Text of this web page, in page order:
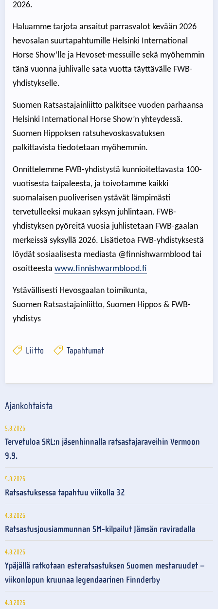
2026.
Haluamme tarjota ansaitut parrasvalot kevään 2026
hevosalan suurtapahtumille Helsinki International
Horse Show’lle ja Hevoset-messuille sekä myöhemmin
tänä vuonna juhlivalle sata vuotta täyttävälle FWB-
yhdistykselle.
Suomen Ratsastajainliitto palkitsee vuoden parhaansa
Helsinki International Horse Show’n yhteydessä.
Suomen Hippoksen ratsuhevoskasvatuksen
palkittavista tiedotetaan myöhemmin.
Onnittelemme FWB-yhdistystä kunnioitettavasta 100-
vuotisesta taipaleesta, ja toivotamme kaikki
suomalaisen puoliverisen ystävät lämpimästi
tervetulleeksi mukaan syksyn juhlintaan. FWB-
yhdistyksen pyöreitä vuosia juhlistetaan FWB-gaalan
merkeissä syksyllä 2026. Lisätietoa FWB-yhdistyksestä
löydät sosiaalisesta mediasta @finnishwarmblood tai
osoitteesta www.finnishwarmblood.fi
Ystävällisesti Hevosgaalan toimikunta,
Suomen Ratsastajainliitto, Suomen Hippos & FWB-
yhdistys
Liitto Tapahtumat
Ajankohtaista
5.8.2026
Tervetuloa SRL:n jäsenhinnalla ratsastajaraveihin Vermoon
9.9.
5.8.2026
Ratsastuksessa tapahtuu viikolla 32
4.8.2026
Ratsastusjousiammunnan SM-kilpailut Jämsän raviradalla
4.8.2026
Ypäjällä ratkotaan esteratsastuksen Suomen mestaruudet –
viikonlopun kruunaa legendaarinen Finnderby
4.8.2026